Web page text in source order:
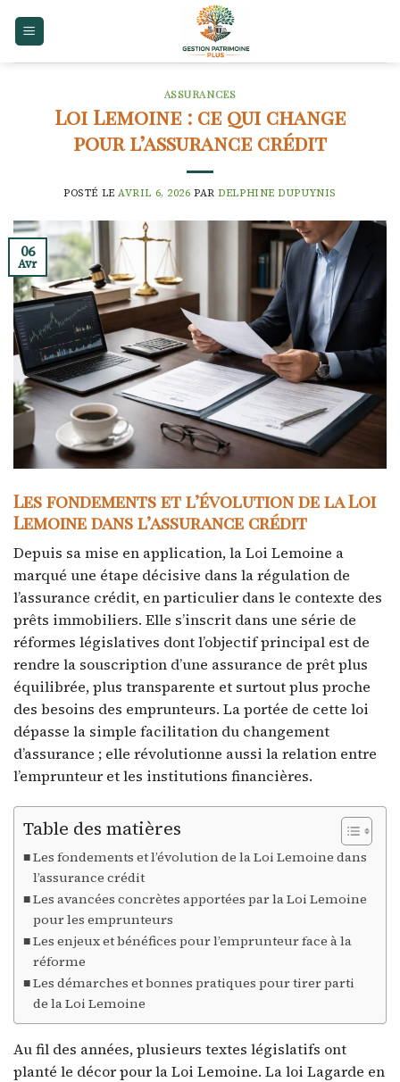
ASSURANCES
Loi Lemoine : ce qui change
pour l’assurance crédit
POSTÉ LEAVRIL 6, 2026 PARDELPHINE DUPUYNIS
06
Avr
Les fondements et l’évolution de la Loi
Lemoine dans l’assurance crédit
Depuis sa mise en application, la Loi Lemoine a
marqué une étape décisive dans la régulation de
l’assurance crédit, en particulier dans le contexte des
prêts immobiliers. Elle s’inscrit dans une série de
réformes législatives dont l’objectif principal est de
rendre la souscription d’une assurance de prêt plus
équilibrée, plus transparente et surtout plus proche
des besoins des emprunteurs. La portée de cette loi
dépasse la simple facilitation du changement
d’assurance ; elle révolutionne aussi la relation entre
l’emprunteur et les institutions financières.
Table des matières
Les fondements et l’évolution de la Loi Lemoine dans
l’assurance crédit
Les avancées concrètes apportées par la Loi Lemoine
pour les emprunteurs
Les enjeux et bénéfices pour l’emprunteur face à la
réforme
Les démarches et bonnes pratiques pour tirer parti
de la Loi Lemoine
Au fil des années, plusieurs textes législatifs ont
planté le décor pour la Loi Lemoine. La loi Lagarde en